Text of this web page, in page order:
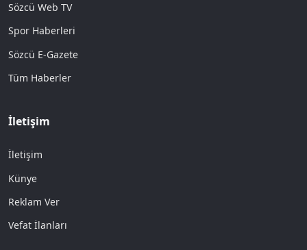
Sözcü Web TV
Spor Haberleri
Sözcü E-Gazete
Tüm Haberler
İletişim
İletişim
Künye
Reklam Ver
Vefat İlanları